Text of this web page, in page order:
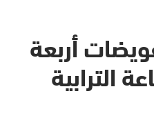
أربعة
الترابية